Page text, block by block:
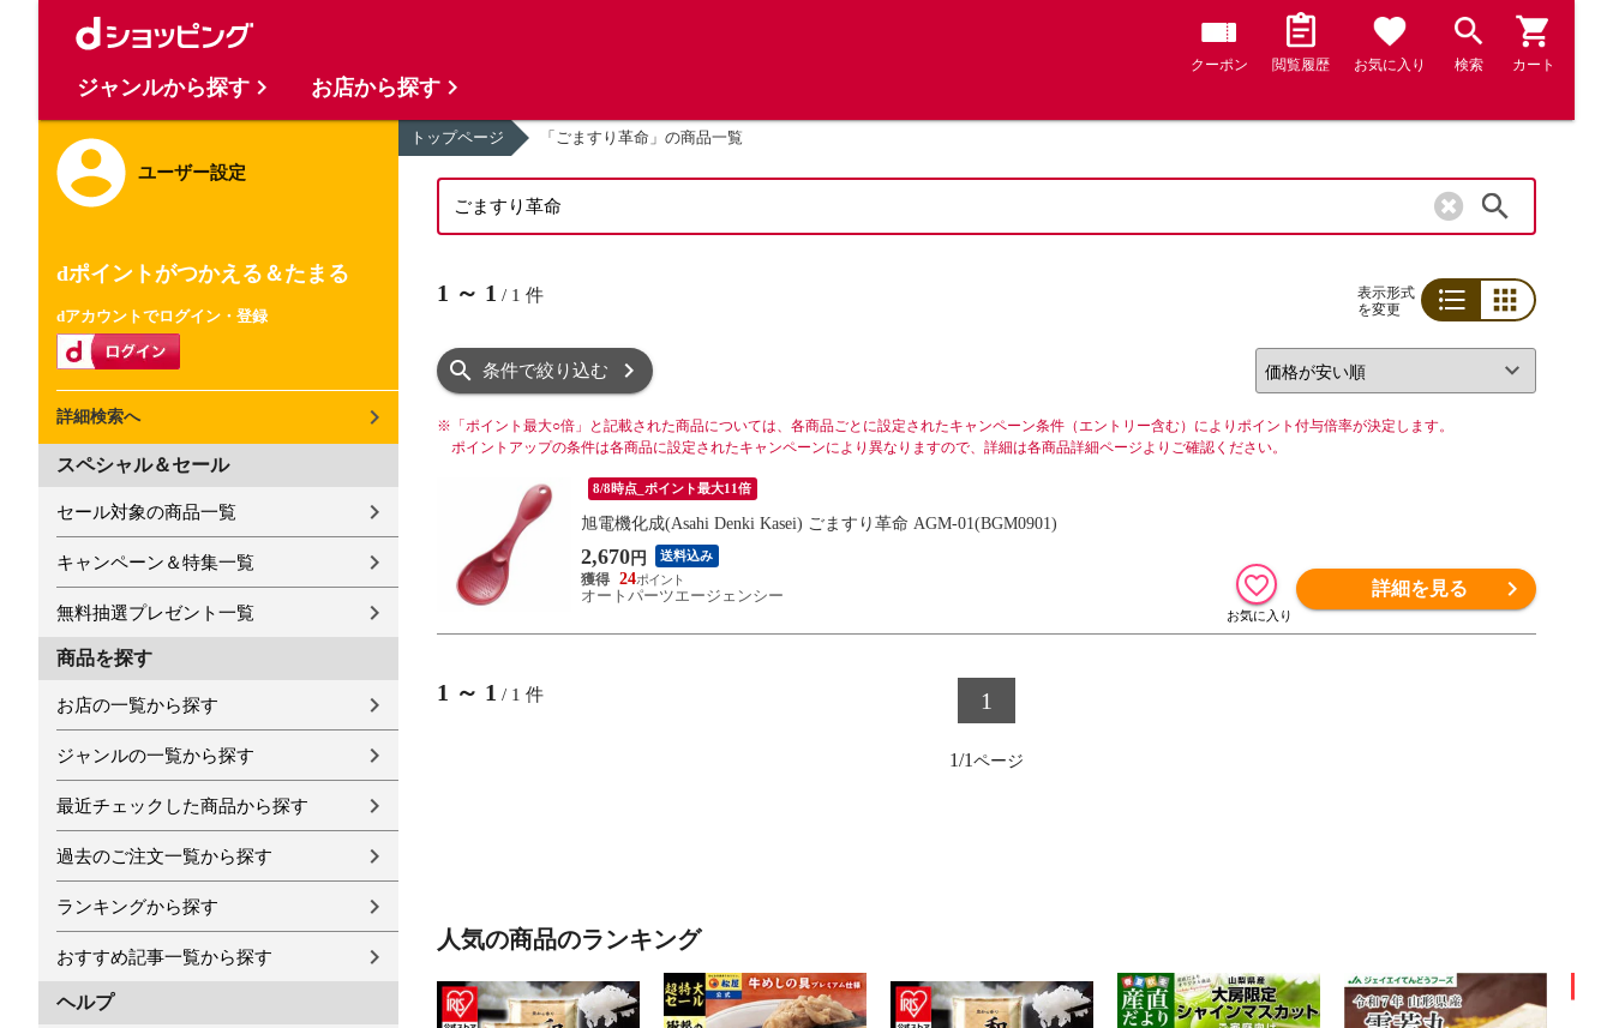
クーポン 閲覧履歴 お気に入り 検索 カート
ユーザー設定
dポイントがつかえる＆たまる
dアカウントでログイン・登録
詳細検索へ
スペシャル＆セール
セール対象の商品一覧
キャンペーン＆特集一覧
無料抽選プレゼント一覧
商品を探す
お店の一覧から探す
ジャンルの一覧から探す
最近チェックした商品から探す
過去のご注文一覧から探す
ランキングから探す
おすすめ記事一覧から探す
ヘルプ
トップページ 「ごますり革命」の商品一覧
1 ～ 1 / 1 件
表示形式
を変更
条件で絞り込む
※ 「ポイント最大○倍」と記載された商品については、各商品ごとに設定されたキャンペーン条件（エントリー含む）によりポイント付与倍率が決定します。
ポイントアップの条件は各商品に設定されたキャンペーンにより異なりますので、詳細は各商品詳細ページよりご確認ください。
8/8時点_ポイント最大11倍
旭電機化成(Asahi Denki Kasei) ごますり革命 AGM-01(BGM0901)
2,670 円 送料込み
24
オートパーツエージェンシー
詳細を見る
1 ～ 1 / 1 件 1
1/1
人気の商品のランキング
ジャンルから探す お店から探す